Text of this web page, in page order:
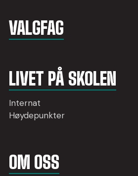
VALGFAG
LIVET PÅ SKOLEN
Internat
Høydepunkter
OM OSS